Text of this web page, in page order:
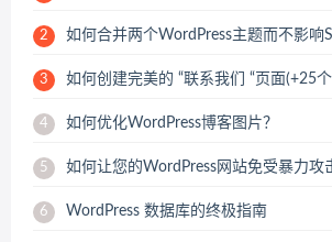
2 如何合并两个WordPress主题而不影响
3 如何创建完美的 “联系我们 “页面(+25
4 如何优化WordPress博客图片？
5 如何让您的WordPress网站免受暴力攻
6 WordPress 数据库的终极指南